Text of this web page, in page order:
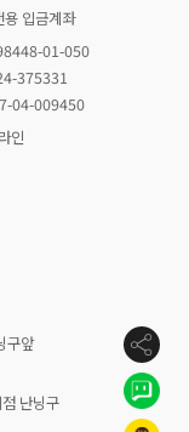
용 입금계좌
01-050
375331
04-009450
인
구앞
난닝구